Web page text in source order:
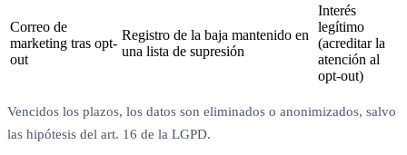
Correo de
marketing tras opt-
out
Registro de la baja mantenido en
una lista de supresión
Interés
legítimo
(acreditar la
atención al
opt-out)
Vencidos los plazos, los datos son eliminados o anonimizados, salvo
las hipótesis del art. 16 de la LGPD.